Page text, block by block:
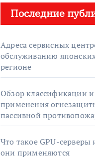
Последние
Адреса сервисных
обслуживанию
регионе
Обзор классификации и
применения
пассивной
Что такое GPU-серверы
они применяются